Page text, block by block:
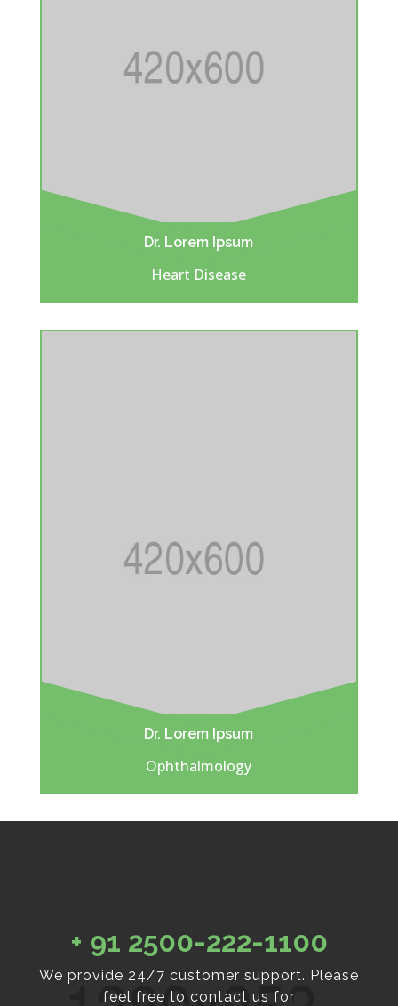
Dr. Lorem Ipsum
Heart Disease
Dr. Lorem Ipsum
Ophthalmology
+ 91 2500-222-1100
We provide 24/7 customer support. Please
feel free to contact us for